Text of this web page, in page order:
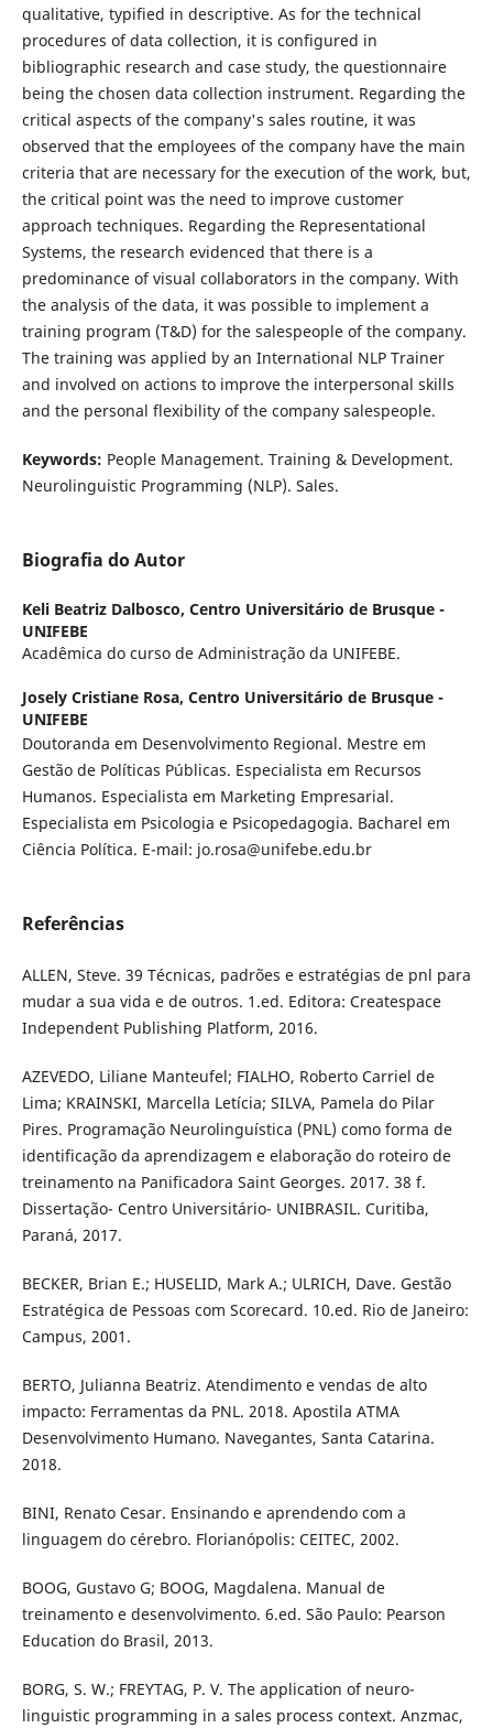
qualitative, typified in descriptive. As for the technical
procedures of data collection, it is configured in
bibliographic research and case study, the questionnaire
being the chosen data collection instrument. Regarding the
critical aspects of the company's sales routine, it was
observed that the employees of the company have the main
criteria that are necessary for the execution of the work, but,
the critical point was the need to improve customer
approach techniques. Regarding the Representational
Systems, the research evidenced that there is a
predominance of visual collaborators in the company. With
the analysis of the data, it was possible to implement a
training program (T&D) for the salespeople of the company.
The training was applied by an International NLP Trainer
and involved on actions to improve the interpersonal skills
and the personal flexibility of the company salespeople.
Keywords: People Management. Training & Development.
Neurolinguistic Programming (NLP). Sales.
Biografia do Autor
Keli Beatriz Dalbosco, Centro Universitário de Brusque -
UNIFEBE
Acadêmica do curso de Administração da UNIFEBE.
Josely Cristiane Rosa, Centro Universitário de Brusque -
UNIFEBE
Doutoranda em Desenvolvimento Regional. Mestre em
Gestão de Políticas Públicas. Especialista em Recursos
Humanos. Especialista em Marketing Empresarial.
Especialista em Psicologia e Psicopedagogia. Bacharel em
Ciência Política. E-mail: jo.rosa@unifebe.edu.br
Referências
ALLEN, Steve. 39 Técnicas, padrões e estratégias de pnl para
mudar a sua vida e de outros. 1.ed. Editora: Createspace
Independent Publishing Platform, 2016.
AZEVEDO, Liliane Manteufel; FIALHO, Roberto Carriel de
Lima; KRAINSKI, Marcella Letícia; SILVA, Pamela do Pilar
Pires. Programação Neurolinguística (PNL) como forma de
identificação da aprendizagem e elaboração do roteiro de
treinamento na Panificadora Saint Georges. 2017. 38 f.
Dissertação- Centro Universitário- UNIBRASIL. Curitiba,
Paraná, 2017.
BECKER, Brian E.; HUSELID, Mark A.; ULRICH, Dave. Gestão
Estratégica de Pessoas com Scorecard. 10.ed. Rio de Janeiro:
Campus, 2001.
BERTO, Julianna Beatriz. Atendimento e vendas de alto
impacto: Ferramentas da PNL. 2018. Apostila ATMA
Desenvolvimento Humano. Navegantes, Santa Catarina.
2018.
BINI, Renato Cesar. Ensinando e aprendendo com a
linguagem do cérebro. Florianópolis: CEITEC, 2002.
BOOG, Gustavo G; BOOG, Magdalena. Manual de
treinamento e desenvolvimento. 6.ed. São Paulo: Pearson
Education do Brasil, 2013.
BORG, S. W.; FREYTAG, P. V. The application of neuro-
linguistic programming in a sales process context. Anzmac,